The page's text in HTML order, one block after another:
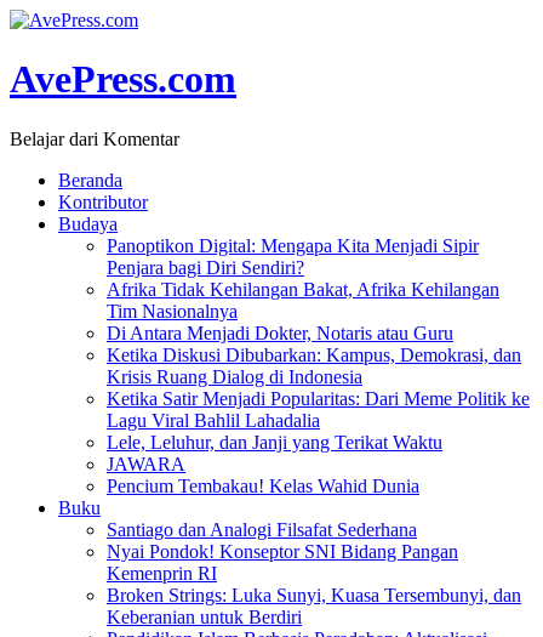
AvePress.com
Belajar dari Komentar
Beranda
Kontributor
Budaya
Panoptikon Digital: Mengapa Kita Menjadi Sipir
Penjara bagi Diri Sendiri?
Afrika Tidak Kehilangan Bakat, Afrika Kehilangan
Tim Nasionalnya
Di Antara Menjadi Dokter, Notaris atau Guru
Ketika Diskusi Dibubarkan: Kampus, Demokrasi, dan
Krisis Ruang Dialog di Indonesia
Ketika Satir Menjadi Popularitas: Dari Meme Politik ke
Lagu Viral Bahlil Lahadalia
Lele, Leluhur, dan Janji yang Terikat Waktu
JAWARA
Pencium Tembakau! Kelas Wahid Dunia
Buku
Santiago dan Analogi Filsafat Sederhana
Nyai Pondok! Konseptor SNI Bidang Pangan
Kemenprin RI
Broken Strings: Luka Sunyi, Kuasa Tersembunyi, dan
Keberanian untuk Berdiri